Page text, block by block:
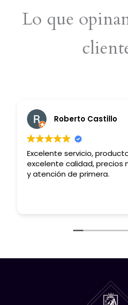
Lo que
Roberto Castillo
Excelente servicio,
excelente calidad, precios
y atención de primera.